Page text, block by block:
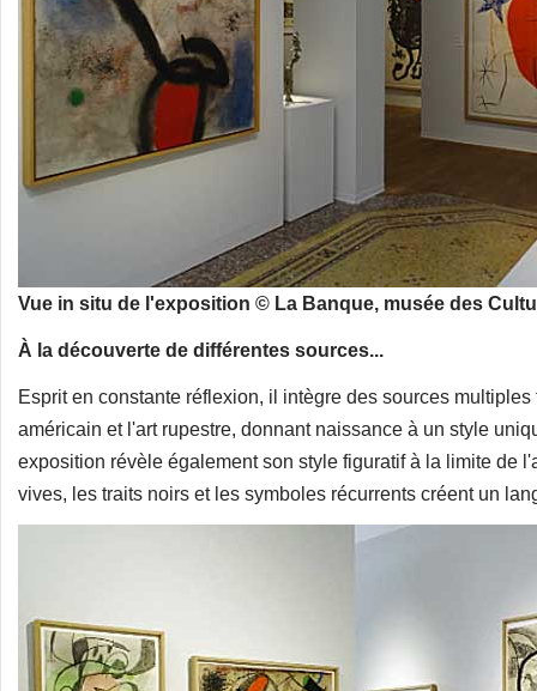
Vue in situ de l'exposition © La Banque, musée des
À la découverte de différentes sources...
Esprit en constante réflexion, il intègre des sources
américain et l'art rupestre, donnant naissance à un style
exposition révèle également son style figuratif à la limite de
vives, les traits noirs et les symboles récurrents créent un